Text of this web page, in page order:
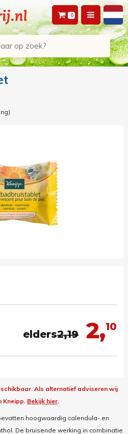
0
2,10
elders2,19
Als alternatief adviseren wij
Kneipp. Bekijk hier.
hoogwaardig calendula- en
De bruisende werking in combinatie